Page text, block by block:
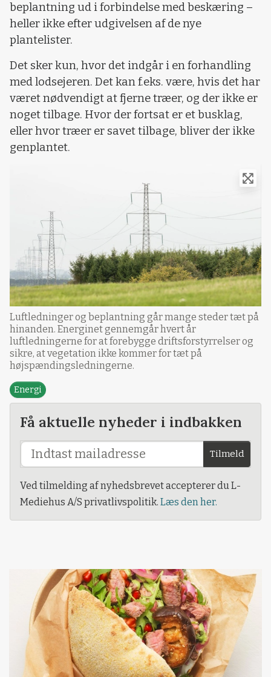
beplantning ud i forbindelse med beskæring –
heller ikke efter udgivelsen af de nye
plantelister.
Det sker kun, hvor det indgår i en forhandling
med lodsejeren. Det kan f.eks. være, hvis det har
været nødvendigt at fjerne træer, og der ikke er
noget tilbage. Hvor der fortsat er et busklag,
eller hvor træer er savet tilbage, bliver der ikke
genplantet.
Luftledninger og beplantning går mange steder tæt på
hinanden. Energinet gennemgår hvert år
luftledningerne for at forebygge driftsforstyrrelser og
sikre, at vegetation ikke kommer for tæt på
højspændingsledningerne.
Energi
Få aktuelle nyheder i indbakken
Tilmeld
Ved tilmelding af nyhedsbrevet accepterer du L-
Mediehus A/S privatlivspolitik. Læs den her.